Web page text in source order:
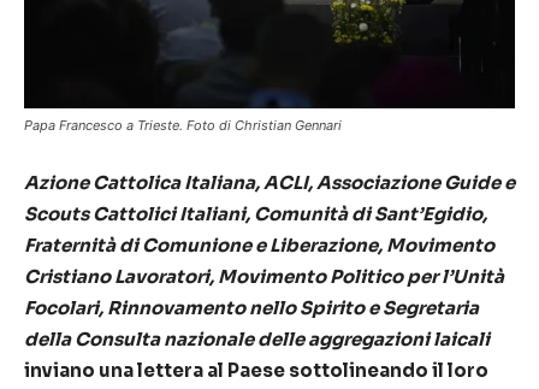
Papa Francesco a Trieste. Foto di Christian Gennari
Azione Cattolica Italiana, ACLI, Associazione Guide e
Scouts Cattolici Italiani, Comunità di Sant’Egidio,
Fraternità di Comunione e Liberazione, Movimento
Cristiano Lavoratori, Movimento Politico per l’Unità
Focolari, Rinnovamento nello Spirito e Segretaria
della Consulta nazionale delle aggregazioni laicali
inviano una lettera al Paese sottolineando il loro